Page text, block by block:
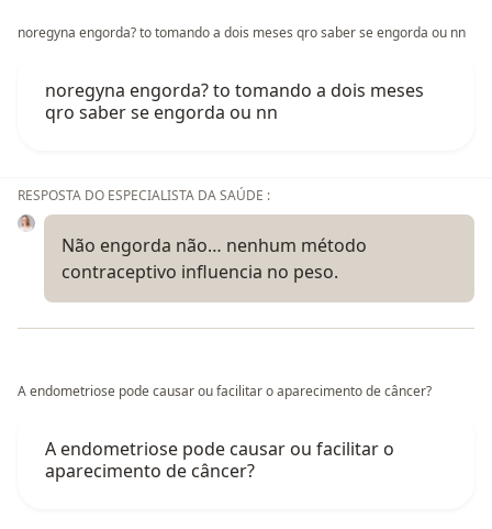
noregyna engorda? to tomando a dois meses qro saber se engorda ou nn
noregyna engorda? to tomando a dois meses
qro saber se engorda ou nn
RESPOSTA DO ESPECIALISTA DA SAÚDE :
Não engorda não… nenhum método
contraceptivo influencia no peso.
A endometriose pode causar ou facilitar o aparecimento de câncer?
A endometriose pode causar ou facilitar o
aparecimento de câncer?